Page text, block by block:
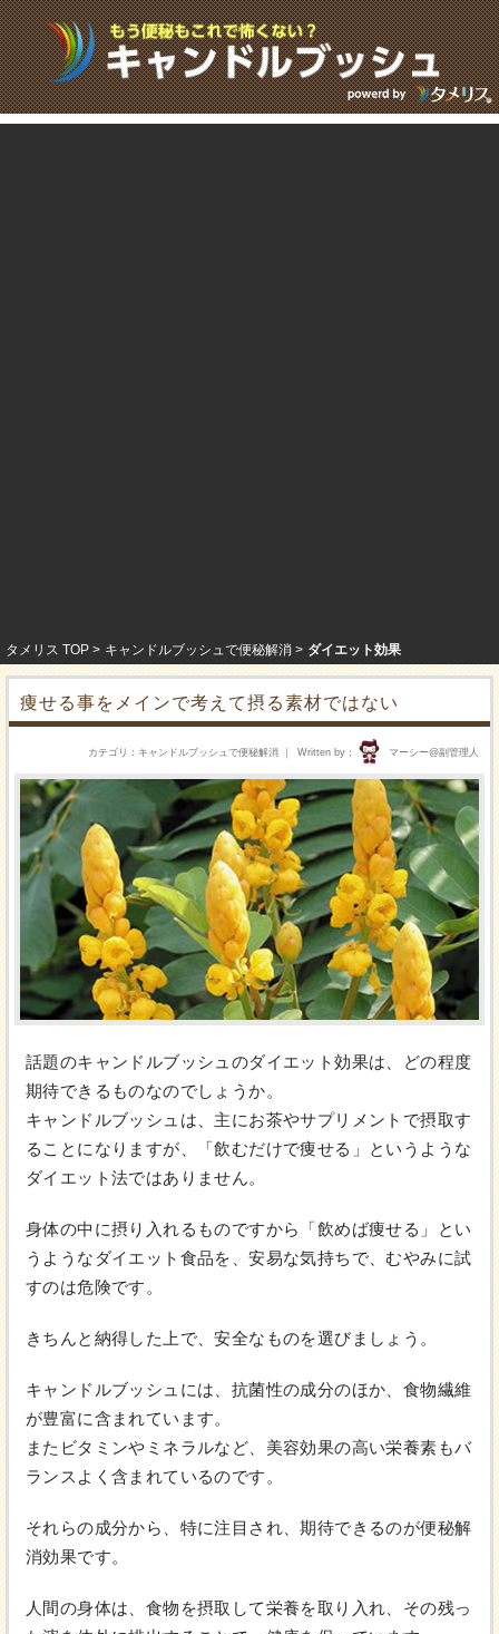
タメリス TOP キャンドルブッシュで便秘解消 ダイエット効果
痩せる事をメインで考えて摂る素材ではない
Written by マーシー@副管理人
カテゴリ キャンドルブッシュで便秘解消
話題のキャンドルブッシュのダイエット効果は、どの程度
期待できるものなのでしょうか。
キャンドルブッシュは、主にお茶やサプリメントで摂取す
ることになりますが、「飲むだけで痩せる」というような
ダイエット法ではありません。
身体の中に摂り入れるものですから「飲めば痩せる」とい
うようなダイエット食品を、安易な気持ちで、むやみに試
すのは危険です。
きちんと納得した上で、安全なものを選びましょう。
キャンドルブッシュには、抗菌性の成分のほか、食物繊維
が豊富に含まれています。
またビタミンやミネラルなど、美容効果の高い栄養素もバ
ランスよく含まれているのです。
それらの成分から、特に注目され、期待できるのが便秘解
消効果です。
人間の身体は、食物を摂取して栄養を取り入れ、その残っ